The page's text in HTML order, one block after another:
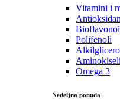
Vitamini i
Polifenoli
Omega 3
Nedeljna ponuda